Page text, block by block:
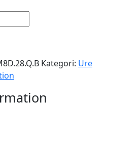
Kategori: Ure